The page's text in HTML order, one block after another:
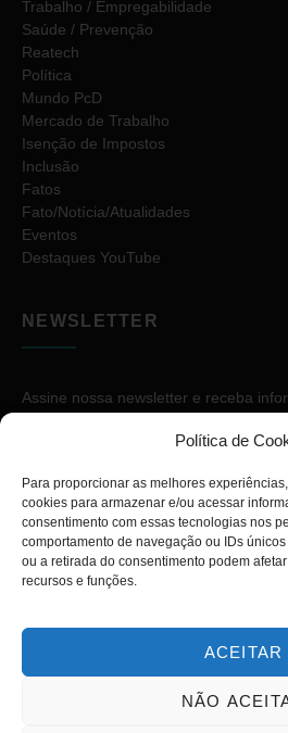
Política de
Para proporcionar as melhores
cookies para armazenar e/ou acessar
consentimento com essas tecnologias nos
comportamento de navegação ou IDs
ou a retirada do consentimento podem
recursos e funções.
ACEITAR
NÃO
Trabalho / Empregabilidade
Saúde / Prevenção
Reatech
Política
Mundo PcD
Mercado de Trabalho
Isenção de Impostos
Inclusão
Fatos
Fato/Notícia/Atualidades
Eventos
Destaques YouTube
NEWSLETTER
Assine nossa newsletter e receba
Copyright © 2026. Diário PcD.